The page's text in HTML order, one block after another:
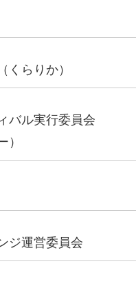
くらりか）
バル実行委員会
）
ジ運営委員会